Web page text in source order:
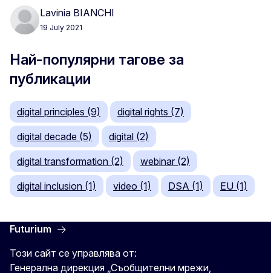
Lavinia BIANCHI
19 July 2021
Най-популярни тагове за
публикации
digital principles (9) digital rights (7)
digital decade (5) digital (2)
digital transformation (2) webinar (2)
digital inclusion (1) video (1) DSA (1) EU (1)
Futurium
Този сайт се управлява от:
Генерална дирекция „Съобщителни мрежи,